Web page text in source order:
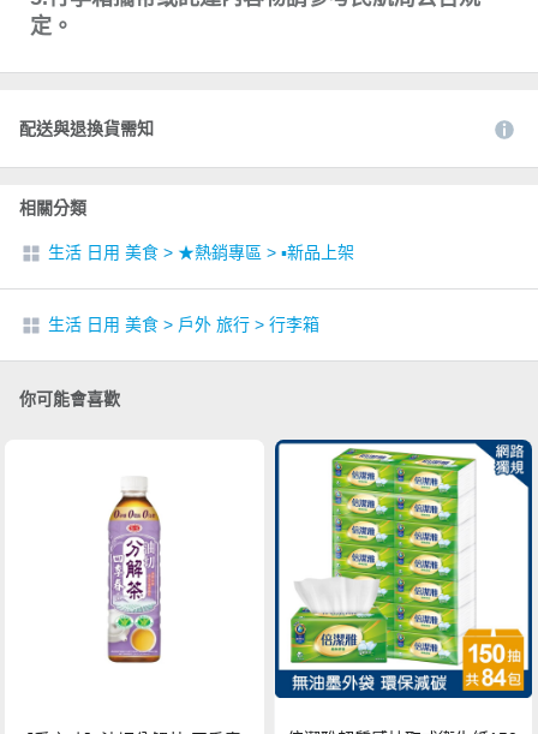
定。
配送與退換貨需知
相關分類
生活 日用 美食 > ★熱銷專區 > ▪︎新品上架
生活 日用 美食 > 戶外 旅行 > 行李箱
你可能會喜歡